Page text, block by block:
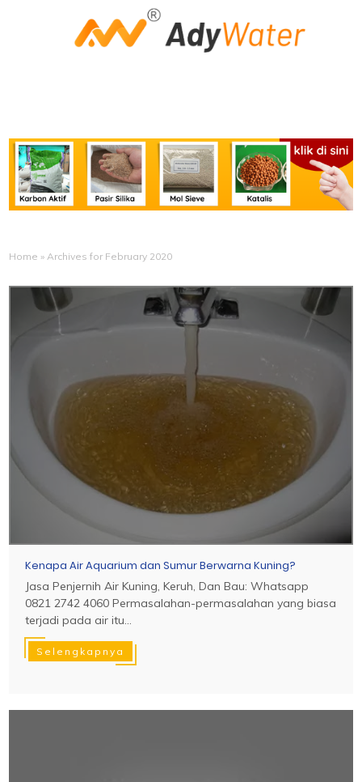
Home » Archives for February 2020
Kenapa Air Aquarium dan Sumur Berwarna Kuning?
Jasa Penjernih Air Kuning, Keruh, Dan Bau: Whatsapp
0821 2742 4060 Permasalahan-permasalahan yang biasa
terjadi pada air itu...
Selengkapnya